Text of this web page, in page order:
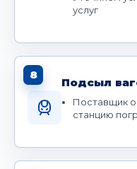
услуг
8
Подсыл
Поставщик
станцию